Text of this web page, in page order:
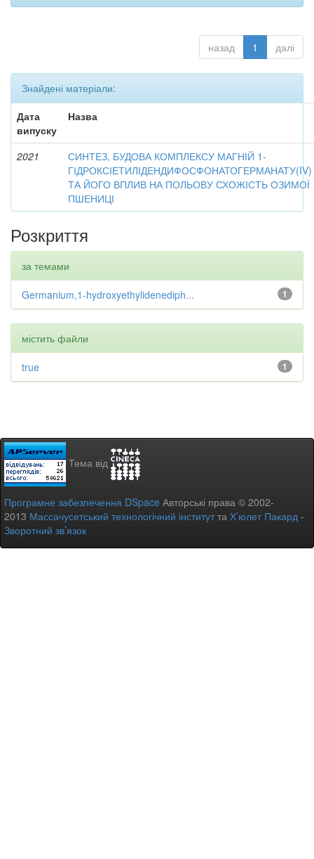
назад 1 далі
Знайдені матеріали:
Дата
випуску
Назва
2021
СИНТЕЗ, БУДОВА КОМПЛЕКСУ МАГНІЙ 1-
ГІДРОКСІЕТИЛІДЕНДИФОСФОНАТОГЕРМАНАТУ(IV)
ТА ЙОГО ВПЛИВ НА ПОЛЬОВУ СХОЖІСТЬ ОЗИМОЇ
ПШЕНИЦІ
Розкриття
за темами
1
Germanium,1-hydroxyethylidenediph...
містить файли
1
true
Тема від
Програмне забезпечення DSpace Авторські права © 2002-
2013 Массачусетський технологічний інститутта Х’юлет Пакард -
Зворотний зв’язок